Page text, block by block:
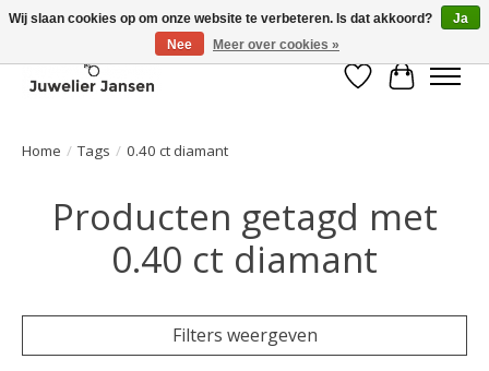
Verlanglijst
Home / Tags / 0.40 ct diamant
Producten getagd met
0.40 ct diamant
Filters weergeven
Wij slaan cookies op om onze website te verbeteren. Is dat akkoord?
Ja
Nee
Meer over cookies »